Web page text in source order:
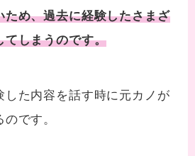
ため、過去に経験したさまざ
てしまうのです。
した内容を話す時に元カノが
です。